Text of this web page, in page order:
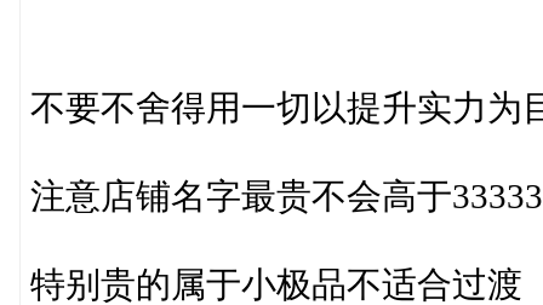
不要不舍得用一切以提升实力为
注意店铺名字最贵不会高于
特别贵的属于小极品不适合过渡